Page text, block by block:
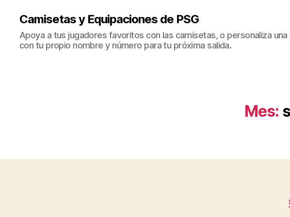
Camisetas y Equipaciones de PSG
Apoya a tus jugadores favoritos con las camisetas, o personaliza
con tu propio nombre y número para tu próxima salida.
Mes: